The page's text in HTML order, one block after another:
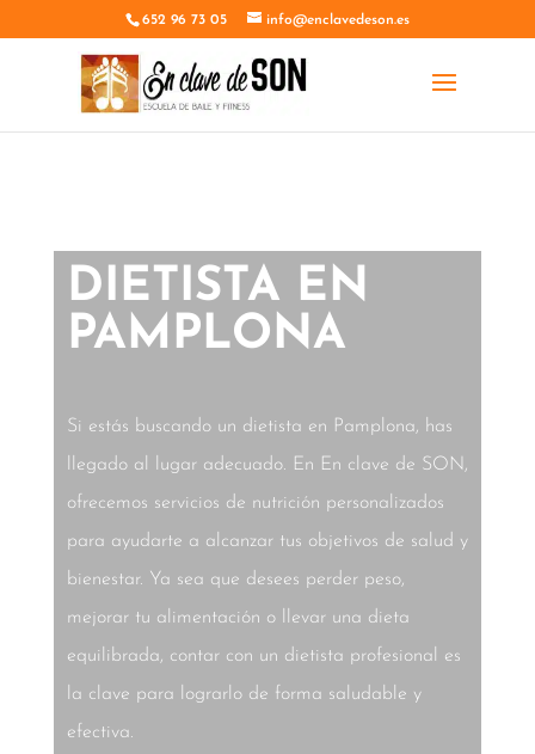
652 96 73 05 info@enclavedeson.es
DIETISTA EN
PAMPLONA
Si estás buscando un dietista en Pamplona, has
llegado al lugar adecuado. En En clave de SON,
ofrecemos servicios de nutrición personalizados
para ayudarte a alcanzar tus objetivos de salud y
bienestar. Ya sea que desees perder peso,
mejorar tu alimentación o llevar una dieta
equilibrada, contar con un dietista profesional es
la clave para lograrlo de forma saludable y
efectiva.